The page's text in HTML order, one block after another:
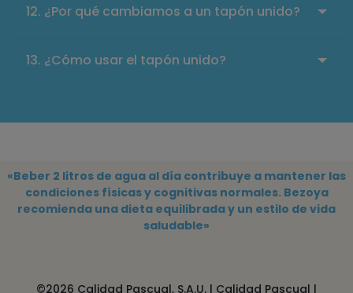
¿Por qué cambiamos a un tapón unido?
¿Cómo usar el tapón unido?
«Beber 2 litros de agua al día contribuye a mantener las
condiciones físicas y cognitivas normales. Bezoya
recomienda una dieta equilibrada y un estilo de vida
saludable»
©2026 Calidad Pascual, S.A.U. | Calidad Pascual |